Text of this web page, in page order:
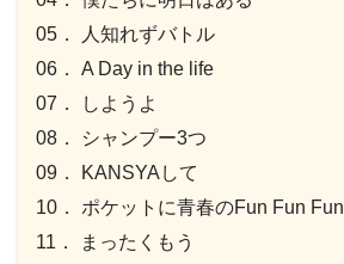
05． 人知れずバトル
06． A Day in the life
07． しようよ
08． シャンプー3つ
09． KANSYAして
10． ポケットに青春のFun Fun Fun
11． まったくもう